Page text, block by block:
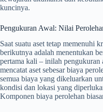
kuncinya.
Pengukuran Awal: Nilai
Saat suatu aset tetap memenuhi
berikutnya adalah menentukan
pertama kali – inilah
mencatat aset sebesar biaya
semua biaya yang dikeluarkan
kondisi dan lokasi yang
Komponen biaya perolehan